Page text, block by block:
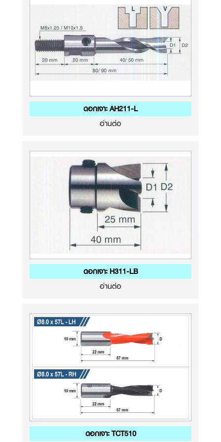
ดอกเจาะ AH211-L
อ่านต่อ
ดอกเจาะ H311-LB
อ่านต่อ
ดอกเจาะ TCT510